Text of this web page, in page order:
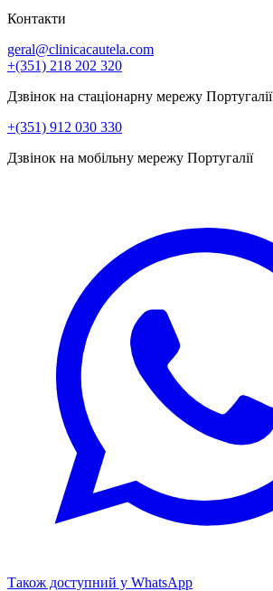
Контакти
geral@clinicacautela.com
+(351) 218 202 320
Дзвінок на стаціонарну мережу Португалії
+(351) 912 030 330
Дзвінок на мобільну мережу Португалії
Також доступний у WhatsApp